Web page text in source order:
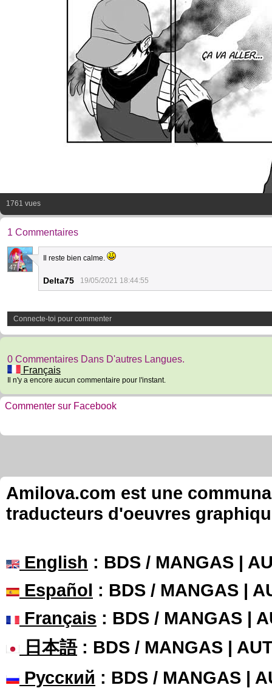
1761 vues
1 Commentaires
47
Il reste bien calme.
Delta75 19/05/2021 18:44:55
Connecte-toi pour commenter
0 Commentaires Dans D'autres Langues.
Français
Il n'y a encore aucun commentaire pour l'instant.
Commenter sur Facebook
Amilova.com est une
traducteurs d'oeuvres
English : BDS / MANGAS |
Español : BDS / MANGAS |
Français : BDS / MANGAS |
日本語: BDS / MANGAS |
Русский : BDS / MANGAS |